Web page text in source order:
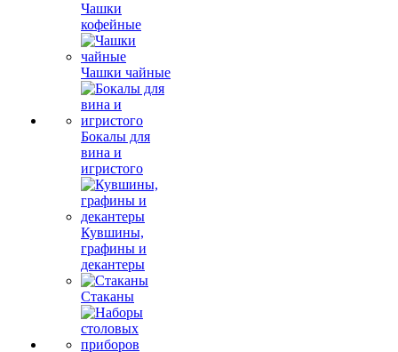
Чашки
кофейные
Чашки чайные
Бокалы для
вина и
игристого
Кувшины,
графины и
декантеры
Стаканы